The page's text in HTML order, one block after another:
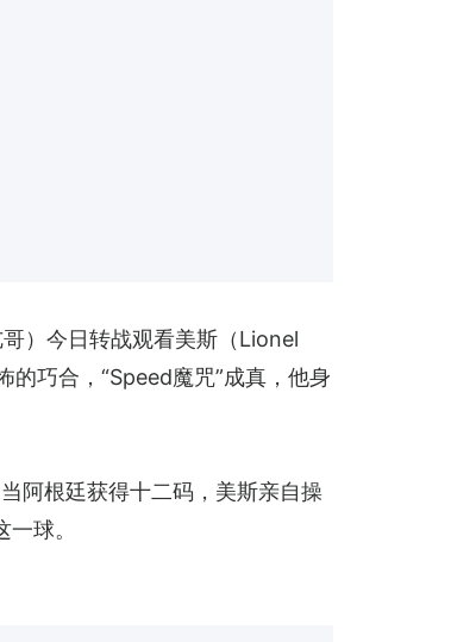
）今日转战观看美斯（Lionel
的巧合，“Speed魔咒”成真，他身
阿根廷获得十二码，美斯亲自操
球。